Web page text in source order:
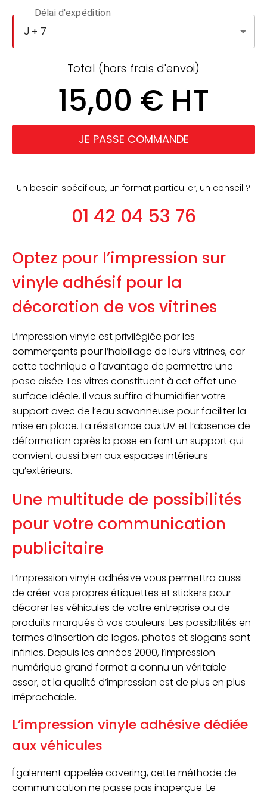
Délai d'expédition
Total (hors frais d'envoi)
15,00 € HT
JE PASSE COMMANDE
Un besoin spécifique, un format particulier, un conseil ?
01 42 04 53 76
Optez pour l’impression sur
vinyle adhésif pour la
décoration de vos vitrines
L’impression vinyle est privilégiée par les
commerçants pour l’habillage de leurs vitrines, car
cette technique a l’avantage de permettre une
pose aisée. Les vitres constituent à cet effet une
surface idéale. Il vous suffira d’humidifier votre
support avec de l’eau savonneuse pour faciliter la
mise en place. La résistance aux UV et l’absence de
déformation après la pose en font un support qui
convient aussi bien aux espaces intérieurs
qu’extérieurs.
Une multitude de possibilités
pour votre communication
publicitaire
L’impression vinyle adhésive vous permettra aussi
de créer vos propres étiquettes et stickers pour
décorer les véhicules de votre entreprise ou de
produits marqués à vos couleurs. Les possibilités en
termes d’insertion de logos, photos et slogans sont
infinies. Depuis les années 2000, l’impression
numérique grand format a connu un véritable
essor, et la qualité d’impression est de plus en plus
irréprochable.
L’impression vinyle adhésive dédiée
aux véhicules
Également appelée covering, cette méthode de
communication ne passe pas inaperçue. Le